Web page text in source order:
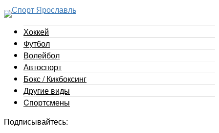
Хоккей
Футбол
Волейбол
Автоспорт
Бокс / Кикбоксинг
Другие виды
Cпортсмены
Подписывайтесь: